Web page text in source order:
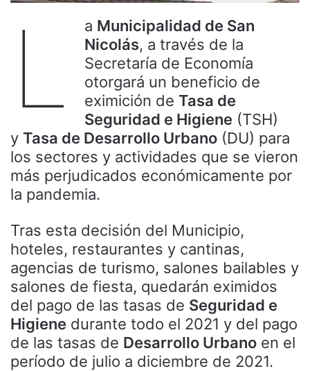
L a Municipalidad de San
Nicolás, a través de la
Secretaría de Economía
otorgará un beneficio de
eximición de Tasa de
Seguridad e Higiene (TSH)
y Tasa de Desarrollo Urbano (DU) para
los sectores y actividades que se vieron
más perjudicados económicamente por
la pandemia.
Tras esta decisión del Municipio,
hoteles, restaurantes y cantinas,
agencias de turismo, salones bailables y
salones de fiesta, quedarán eximidos
del pago de las tasas de Seguridad e
Higiene durante todo el 2021 y del pago
de las tasas de Desarrollo Urbano en el
período de julio a diciembre de 2021.